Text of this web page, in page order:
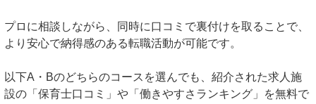
プロに相談しながら、同時に口コミで裏付けを取ることで、
より安心で納得感のある転職活動が可能です。
以下A・Bのどちらのコースを選んでも、紹介された求人施
設の「保育士口コミ」や「働きやすさランキング」を無料で